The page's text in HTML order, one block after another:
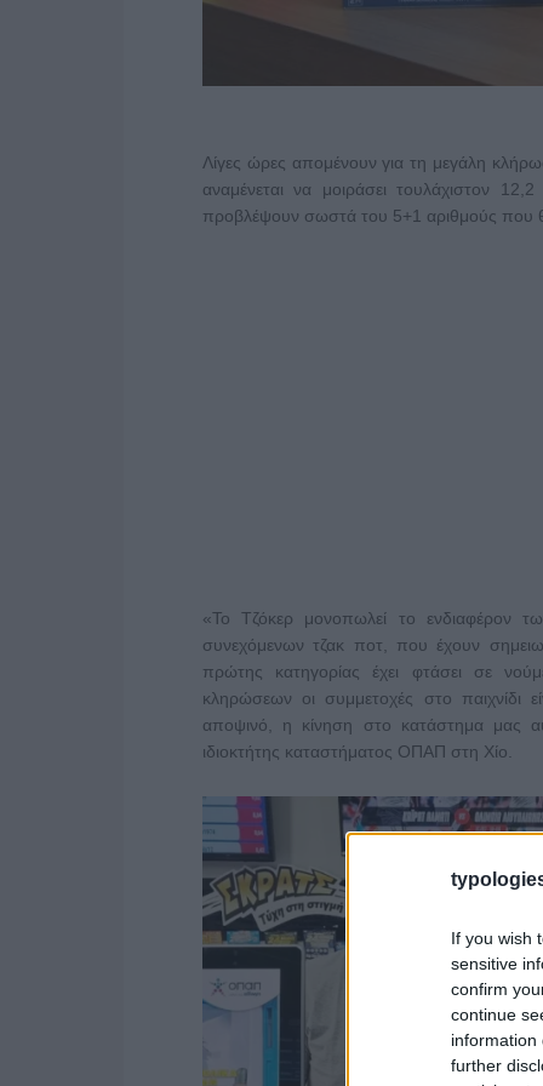
If you wish
sensitive
confirm
continue
information
further
Λίγες ώρες απομένουν για τη μεγάλη
αναμένεται να μοιράσει τουλάχιστον
προβλέψουν σωστά του 5+1 αριθμούς που
«Το Τζόκερ μονοπωλεί το ενδιαφέρον
συνεχόμενων τζακ ποτ, που έχουν
πρώτης κατηγορίας έχει φτάσει σε
κληρώσεων οι συμμετοχές στο παιχνίδι
αποψινό, η κίνηση στο κατάστημα μας
ιδιοκτήτης καταστήματος ΟΠΑΠ στη Χίο.